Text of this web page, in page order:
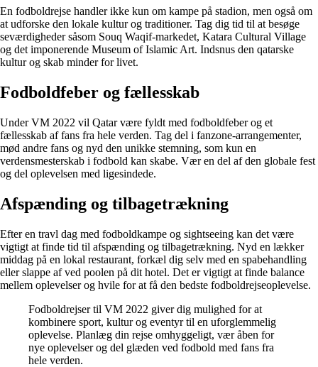
En fodboldrejse handler ikke kun om kampe på stadion, men også om
at udforske den lokale kultur og traditioner. Tag dig tid til at besøge
seværdigheder såsom Souq Waqif-markedet, Katara Cultural Village
og det imponerende Museum of Islamic Art. Indsnus den qatarske
kultur og skab minder for livet.
Fodboldfeber og fællesskab
Under VM 2022 vil Qatar være fyldt med fodboldfeber og et
fællesskab af fans fra hele verden. Tag del i fanzone-arrangementer,
mød andre fans og nyd den unikke stemning, som kun en
verdensmesterskab i fodbold kan skabe. Vær en del af den globale fest
og del oplevelsen med ligesindede.
Afspænding og tilbagetrækning
Efter en travl dag med fodboldkampe og sightseeing kan det være
vigtigt at finde tid til afspænding og tilbagetrækning. Nyd en lækker
middag på en lokal restaurant, forkæl dig selv med en spabehandling
eller slappe af ved poolen på dit hotel. Det er vigtigt at finde balance
mellem oplevelser og hvile for at få den bedste fodboldrejseoplevelse.
Fodboldrejser til VM 2022 giver dig mulighed for at
kombinere sport, kultur og eventyr til en uforglemmelig
oplevelse. Planlæg din rejse omhyggeligt, vær åben for
nye oplevelser og del glæden ved fodbold med fans fra
hele verden.